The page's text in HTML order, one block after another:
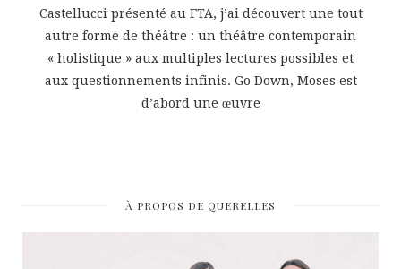
Castellucci présenté au FTA, j’ai découvert une tout
autre forme de théâtre : un théâtre contemporain
« holistique » aux multiples lectures possibles et
aux questionnements infinis. Go Down, Moses est
d’abord une œuvre
À PROPOS DE QUERELLES